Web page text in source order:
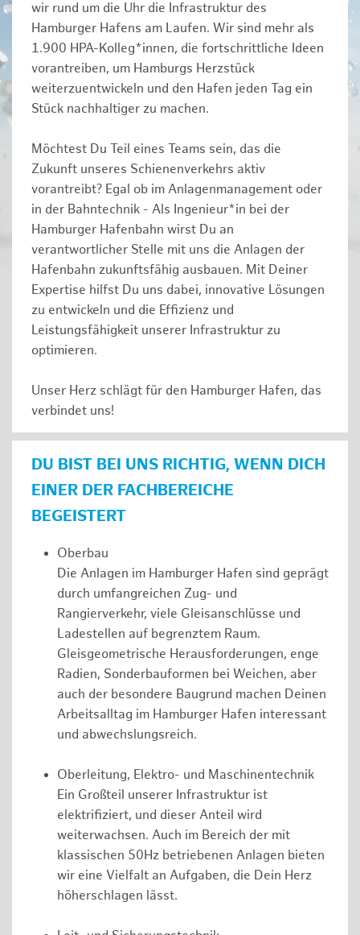
wir rund um die Uhr die Infrastruktur des
Hamburger Hafens am Laufen. Wir sind mehr als
1.900 HPA-Kolleg*innen, die fortschrittliche Ideen
vorantreiben, um Hamburgs Herzstück
weiterzuentwickeln und den Hafen jeden Tag ein
Stück nachhaltiger zu machen.
Möchtest Du Teil eines Teams sein, das die
Zukunft unseres Schienenverkehrs aktiv
vorantreibt? Egal ob im Anlagenmanagement oder
in der Bahntechnik - Als Ingenieur*in bei der
Hamburger Hafenbahn wirst Du an
verantwortlicher Stelle mit uns die Anlagen der
Hafenbahn zukunftsfähig ausbauen. Mit Deiner
Expertise hilfst Du uns dabei, innovative Lösungen
zu entwickeln und die Effizienz und
Leistungsfähigkeit unserer Infrastruktur zu
optimieren.
Unser Herz schlägt für den Hamburger Hafen, das
verbindet uns!
DU BIST BEI UNS RICHTIG, WENN DICH
EINER DER FACHBEREICHE
BEGEISTERT
Oberbau
Die Anlagen im Hamburger Hafen sind geprägt
durch umfangreichen Zug- und
Rangierverkehr, viele Gleisanschlüsse und
Ladestellen auf begrenztem Raum.
Gleisgeometrische Herausforderungen, enge
Radien, Sonderbauformen bei Weichen, aber
auch der besondere Baugrund machen Deinen
Arbeitsalltag im Hamburger Hafen interessant
und abwechslungsreich.
Oberleitung, Elektro- und Maschinentechnik
Ein Großteil unserer Infrastruktur ist
elektrifiziert, und dieser Anteil wird
weiterwachsen. Auch im Bereich der mit
klassischen 50Hz betriebenen Anlagen bieten
wir eine Vielfalt an Aufgaben, die Dein Herz
höherschlagen lässt.